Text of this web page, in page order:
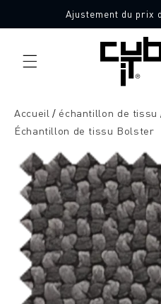
directement
au contenu
Ajustement du prix
Accueil
échantillon de tissu
Échantillon de tissu Bolster
l'information
sur le
produit
10